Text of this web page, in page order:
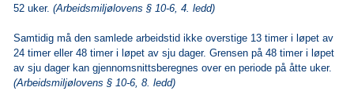
52 uker. (Arbeidsmiljølovens § 10-6, 4. ledd)
Samtidig må den samlede arbeidstid ikke overstige 13 timer i løpet av
24 timer eller 48 timer i løpet av sju dager. Grensen på 48 timer i løpet
av sju dager kan gjennomsnittsberegnes over en periode på åtte uker.
(Arbeidsmiljølovens § 10-6, 8. ledd)